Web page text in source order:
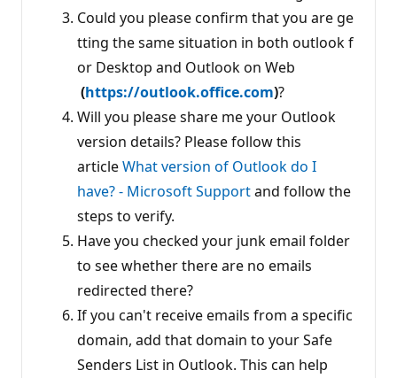
Could you please confirm that you are ge
tting the same situation in both outlook f
or Desktop and Outlook on Web
(https://outlook.office.com)?
Will you please share me your Outlook
version details? Please follow this
articleWhat version of Outlook do I
have? - Microsoft Supportand follow the
steps to verify.
Have you checked your junk email folder
to see whether there are no emails
redirected there?
If you can't receive emails from a specific
domain, add that domain to your Safe
Senders List in Outlook. This can help